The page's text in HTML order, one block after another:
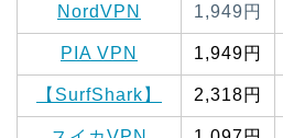
NordVPN 1,949円
PIA VPN 1,949円
【SurfShark】 2,318円